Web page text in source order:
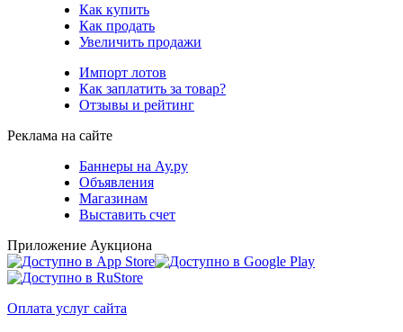
Как купить
Как продать
Увеличить продажи
Импорт лотов
Как заплатить за товар?
Отзывы и рейтинг
Реклама на сайте
Баннеры на Ау.ру
Объявления
Магазинам
Выставить счет
Приложение Аукциона
Оплата услуг сайта